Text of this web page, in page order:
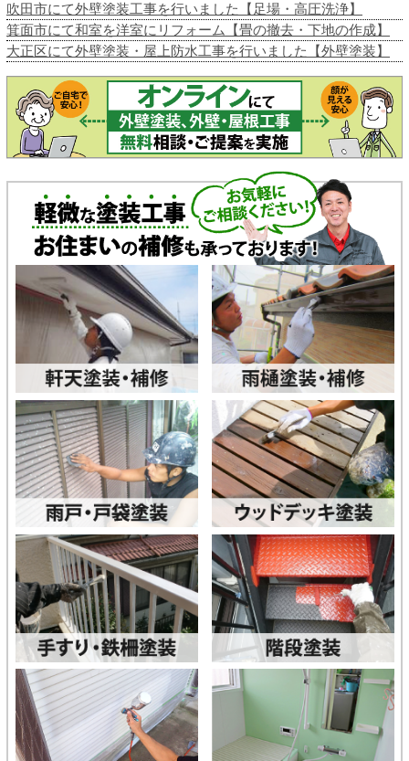
吹田市にて外壁塗装工事を行いました【足場・高圧洗浄】
箕面市にて和室を洋室にリフォーム【畳の撤去・下地の作成】
大正区にて外壁塗装・屋上防水工事を行いました【外壁塗装】